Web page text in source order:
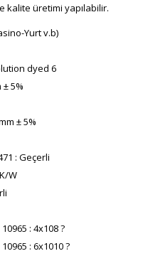
kalite üretimi yapılabilir.
Yurt v.b)
dyed 6
± 5%
± 5%
: Geçerli
W
: 4x108 ?
: 6x1010 ?